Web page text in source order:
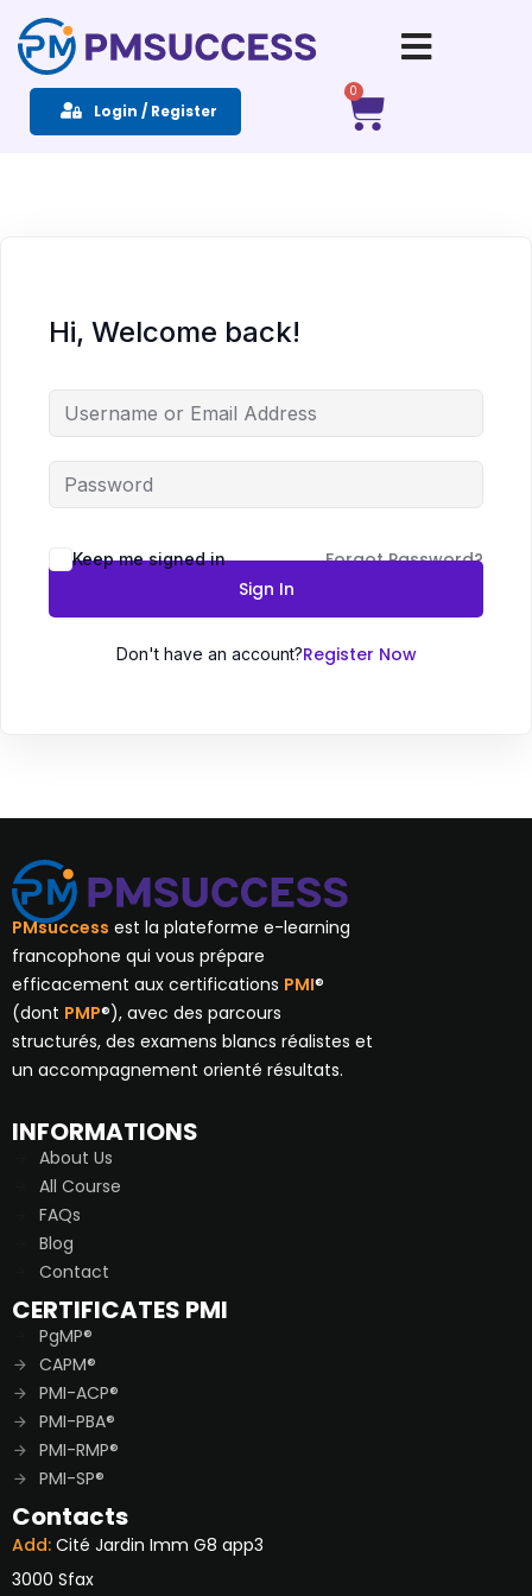
Login / Register
0
Hi, Welcome back!
Keep me signed in
Forgot Password?
Sign In
Don't have an account?Register Now
PMsuccess est la plateforme e-learning
francophone qui vous prépare
efficacement aux certifications PMI®
(dont PMP®), avec des parcours
structurés, des examens blancs réalistes et
un accompagnement orienté résultats.
INFORMATIONS
About Us
All Course
FAQs
Blog
Contact
CERTIFICATES PMI
PgMP®
CAPM®
PMI-ACP®
PMI-PBA®
PMI-RMP®
PMI-SP®
Contacts
Add: Cité Jardin Imm G8 app3
3000 Sfax
Sign in Sign up
Sign in
Remember me Lost your password?